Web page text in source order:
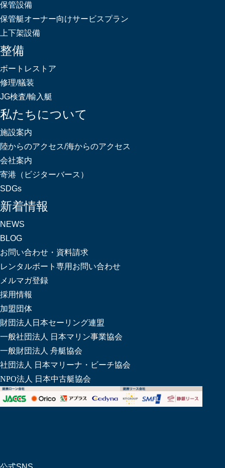
保管設備
保管艇オーナー向けサービスプラン
上下架設備
整備
ボートレストア
修理/艤装
JG検査/輸入艇
私たちについて
施設案内
陸からのアクセス/海からのアクセス
会社案内
寄港（ビジターバース）
SDGs
新着情報
NEWS
BLOG
お問い合わせ・資料請求
レンタルボート専用お問い合わせ
メルマガ登録
採用情報
加盟団体
財団法人日本セーリング連盟
一般社団法人 日本マリン事業協会
一般財団法人 舟艇協会
社団法人 日本マリーナ・ビーチ協会
NPO法人 日本中古艇協会